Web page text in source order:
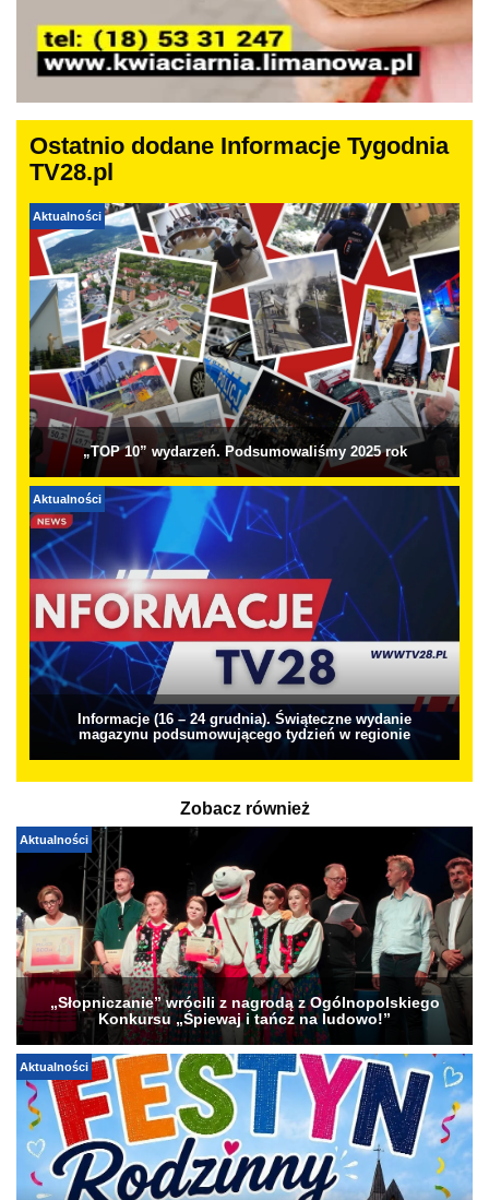
Ostatnio dodane Informacje Tygodnia
TV28.pl
Aktualności
„TOP 10” wydarzeń. Podsumowaliśmy 2025 rok
Aktualności
Informacje (16 – 24 grudnia). Świąteczne wydanie
magazynu podsumowującego tydzień w regionie
Zobacz również
Aktualności
„Słopniczanie” wrócili z nagrodą z Ogólnopolskiego
Konkursu „Śpiewaj i tańcz na ludowo!”
Aktualności